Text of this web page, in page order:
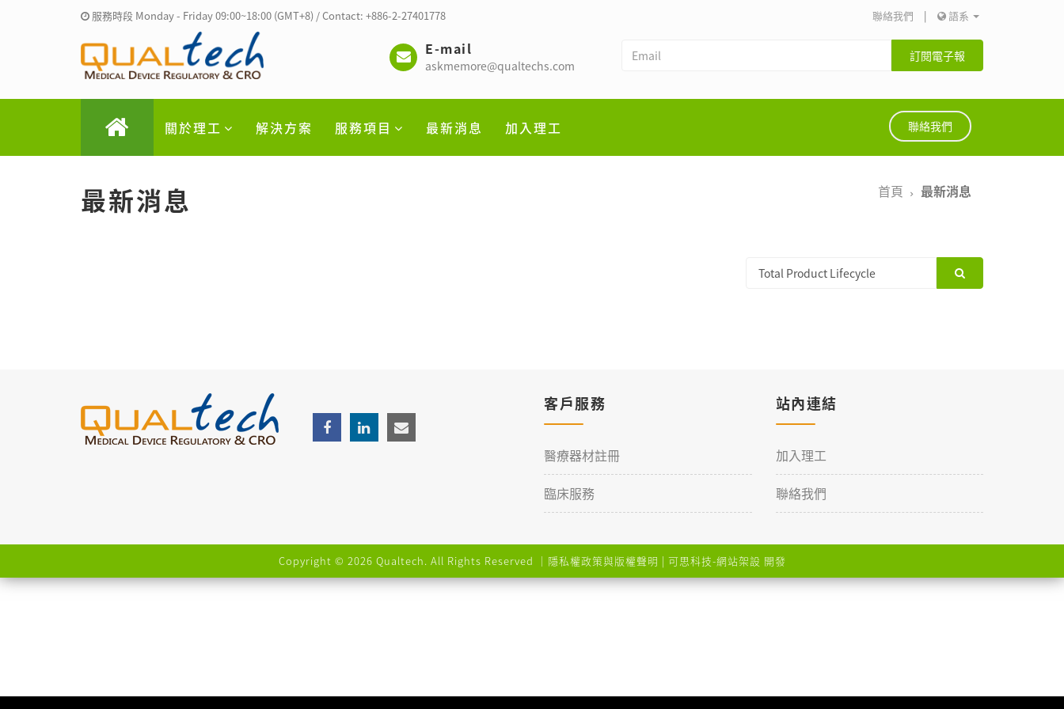
服務時段 Monday - Friday 09:00~18:00 (GMT+8) / Contact: +886-2-27401778 聯絡我們 | 語系
E-mail
askmemore@qualtechs.com
訂閱電子報
關於理工 解決方案 服務項目 最新消息 加入理工 聯絡我們
最新消息 首頁 最新消息
客戶服務
醫療器材註冊
臨床服務
站內連結
加入理工
聯絡我們
Copyright © 2026 Qualtech. All Rights Reserved ｜ 隱私權政策與版權聲明 | 可思科技-網站架設 開發